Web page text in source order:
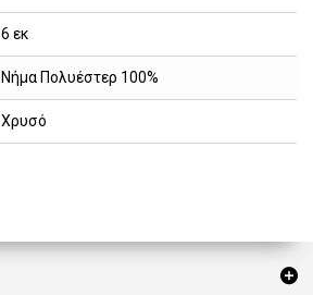
6 εκ
Νήμα Πολυέστερ 100%
Χρυσό